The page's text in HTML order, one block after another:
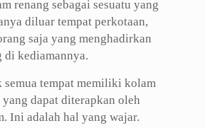
renang sebagai sesuatu yang
diluar tempat perkotaan,
saja yang menghadirkan
di kediamannya.
semua tempat memiliki kolam
dapat diterapkan oleh
Ini adalah hal yang wajar.